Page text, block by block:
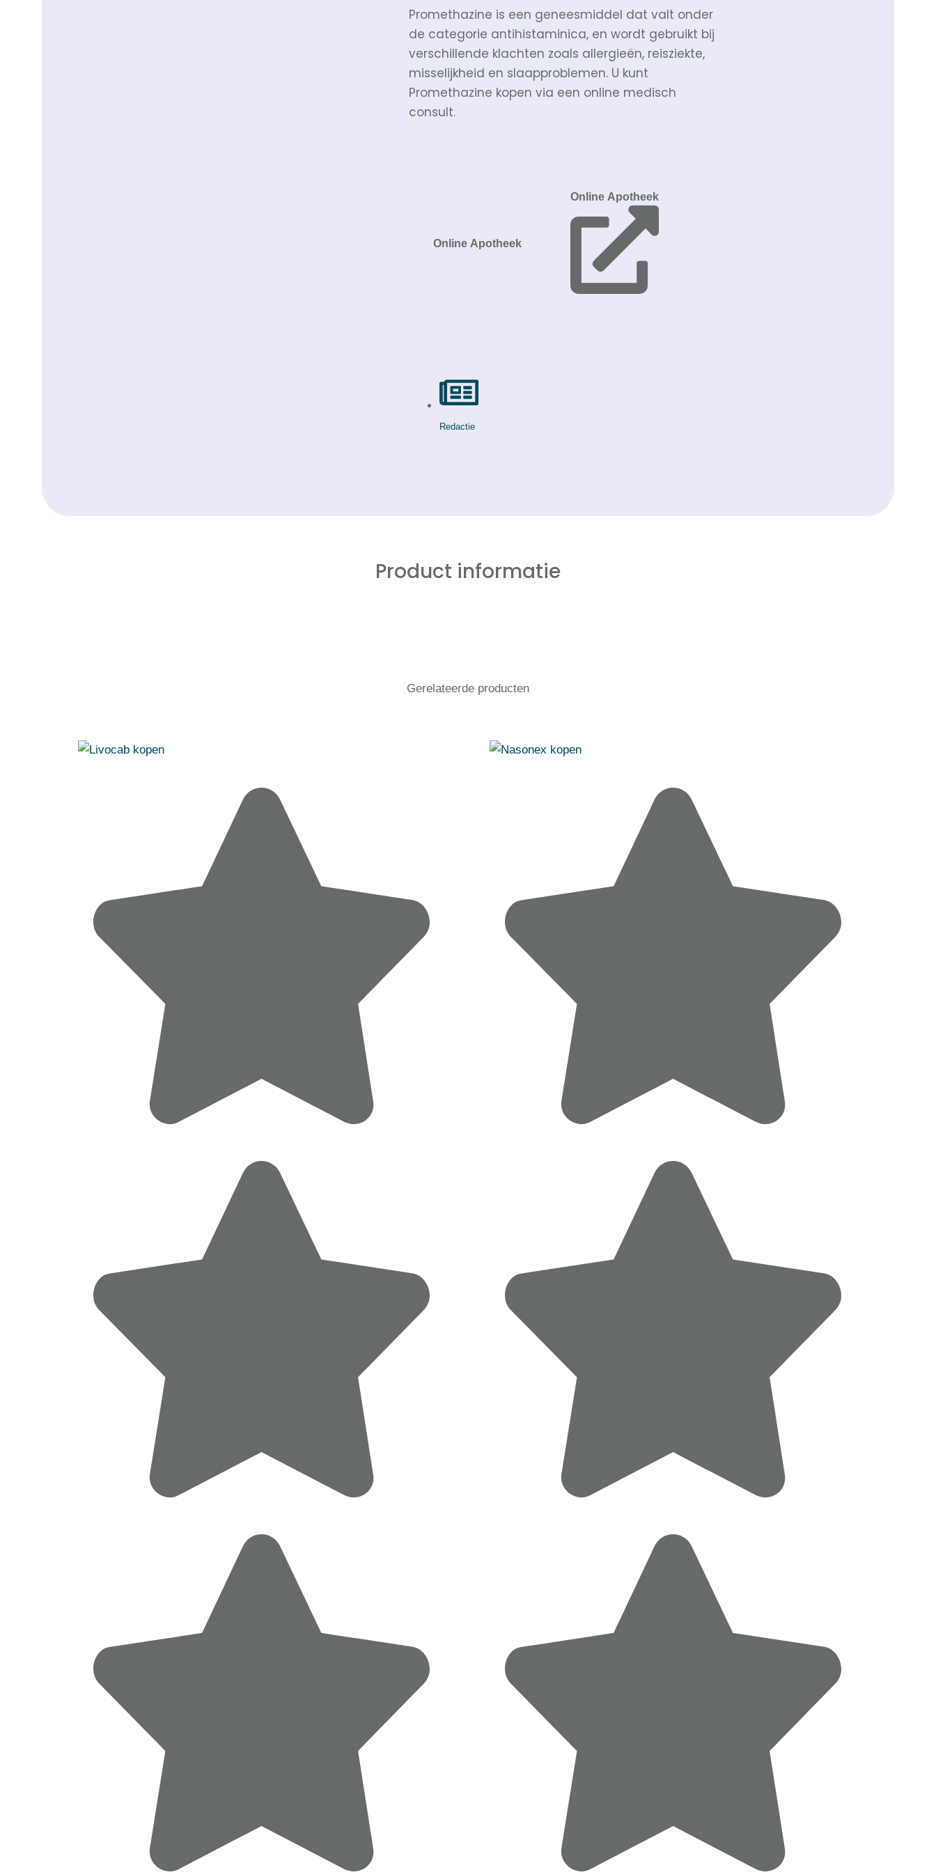
Promethazine is een geneesmiddel dat valt onder
de categorie antihistaminica, en wordt gebruikt bij
verschillende klachten zoals allergieën, reisziekte,
misselijkheid en slaapproblemen. U kunt
Promethazine kopen via een online medisch
consult.
Online Apotheek
Online Apotheek
Redactie
Product informatie
Gerelateerde producten